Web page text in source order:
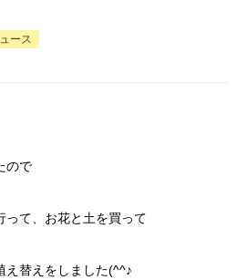
ース
ので
って、お花と土を買って
え替えをしました(^^♪